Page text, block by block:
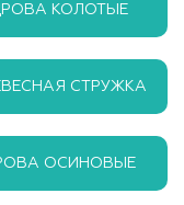
КОЛОТЫЕ
СТРУЖКА
ОСИНОВЫЕ